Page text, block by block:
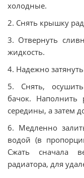
холодные.
2. Снять крышку
3. Отвернуть
жидкость.
4. Надежно
5. Снять,
бачок.
середины, а затем
6. Медленно
водой (в
Сжать сначала
радиатора, для